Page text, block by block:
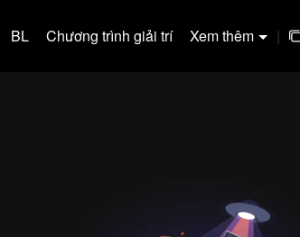
BL Chương trình giải trí Xem thêm |